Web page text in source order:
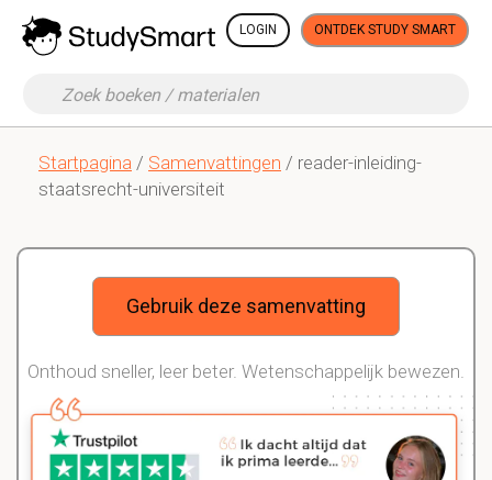
LOGIN ONTDEK STUDY SMART
Startpagina / Samenvattingen / reader-inleiding-
staatsrecht-universiteit
Gebruik deze samenvatting
Onthoud sneller, leer beter. Wetenschappelijk bewezen.